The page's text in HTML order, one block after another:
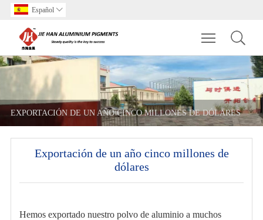
Español 
Toggle
EXPORTACIÓN DE UN AÑO CINCO MILLONES DE DÓLARES
Exportación de un año cinco millones de
dólares
Hemos exportado nuestro polvo de aluminio a muchos